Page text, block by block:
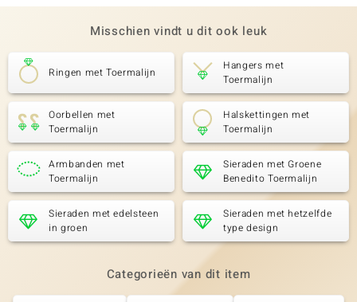
Misschien vindt u dit ook leuk
Ringen met Toermalijn
Hangers met
Toermalijn
Oorbellen met
Toermalijn
Halskettingen met
Toermalijn
Armbanden met
Toermalijn
Sieraden met Groene
Benedito Toermalijn
Sieraden met edelsteen
in groen
Sieraden met hetzelfde
type design
Categorieën van dit item